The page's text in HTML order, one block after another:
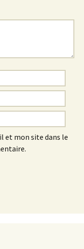
et mon site dans le